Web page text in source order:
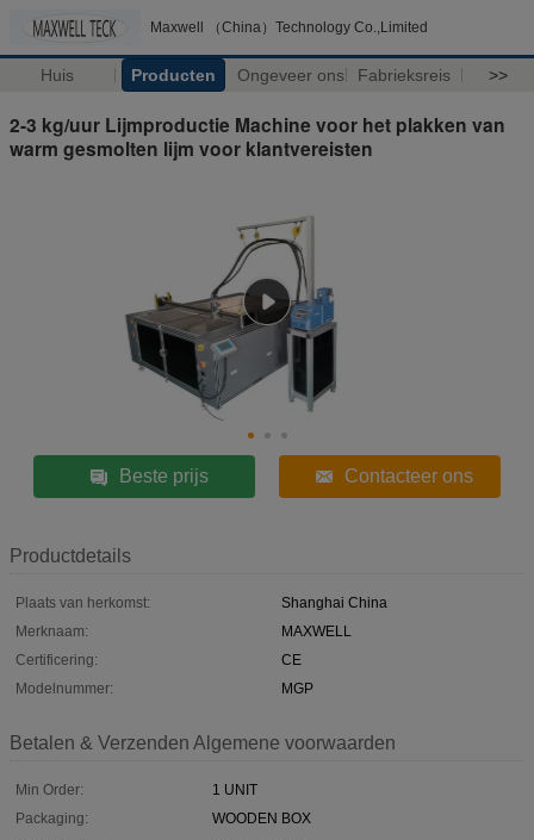
Maxwell （China）Technology Co.,Limited
Huis Producten Ongeveer ons Fabrieksreis >>
2-3 kg/uur Lijmproductie Machine voor het plakken van
warm gesmolten lijm voor klantvereisten
Beste prijs Contacteer ons
Productdetails
Plaats van herkomst:
Shanghai China
Merknaam:
MAXWELL
Certificering:
CE
Modelnummer:
MGP
Betalen & Verzenden Algemene voorwaarden
Min Order:
1 UNIT
Packaging:
WOODEN BOX